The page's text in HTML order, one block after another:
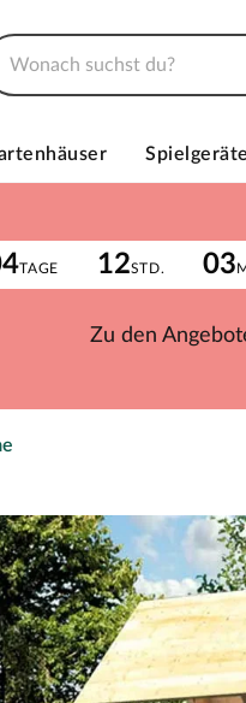
Spielgeräte
TAGE 12STD. 03
Zu den